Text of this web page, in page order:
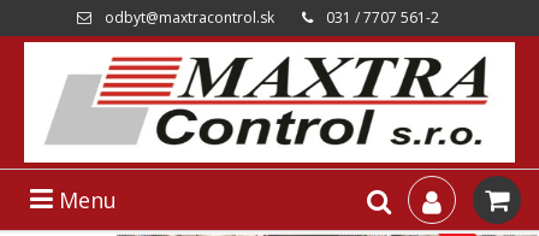
odbyt@maxtracontrol.sk 031 / 7707 561-2
Menu